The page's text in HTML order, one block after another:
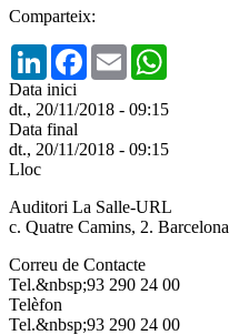
Comparteix:
LinkedInFacebook
Email
Data inici
dt., 20/11/2018 - 09:15
Data final
dt., 20/11/2018 - 09:15
Lloc
Auditori La Salle-URL
c. Quatre Camins, 2. Barcelona
Correu de Contacte
Tel.&nbsp;93 290 24 00
Telèfon
Tel.&nbsp;93 290 24 00